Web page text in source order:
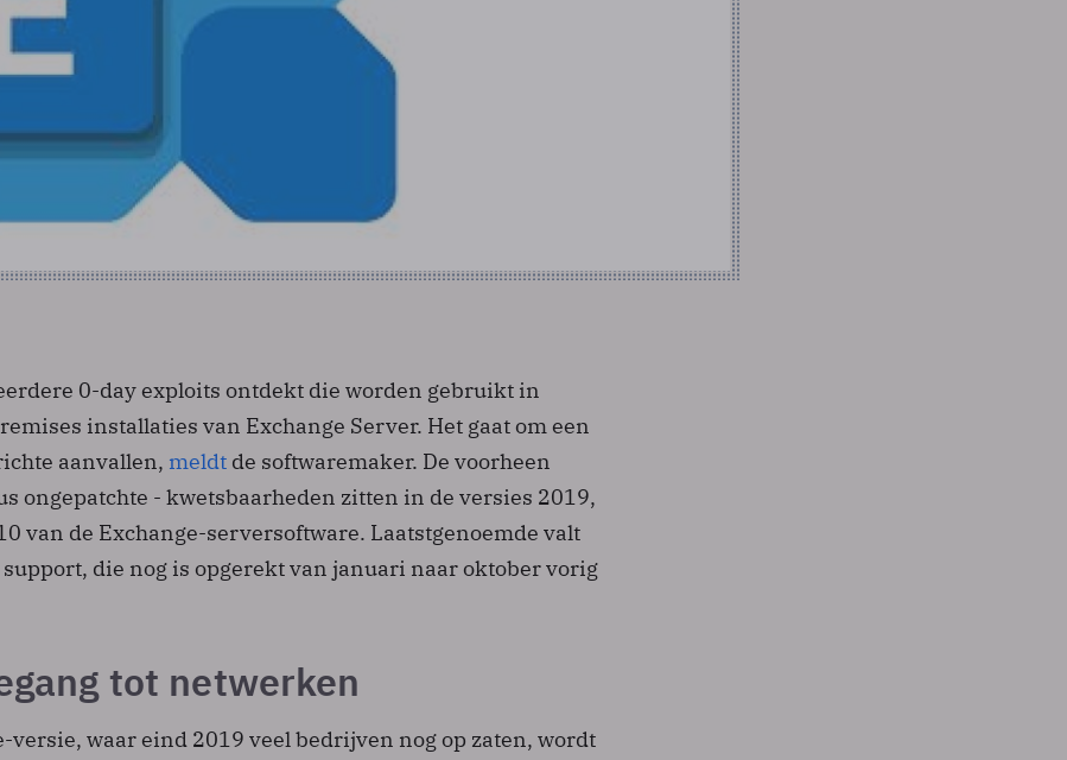
0-day exploits ontdekt die worden gebruikt in
installaties van Exchange Server. Het gaat om een
aanvallen, meldt de softwaremaker. De voorheen
ongepatchte - kwetsbaarheden zitten in de versies 2019,
van de Exchange-serversoftware. Laatstgenoemde valt
die nog is opgerekt van januari naar oktober vorig
tot netwerken
versie, waar eind 2019 veel bedrijven nog op zaten, wordt